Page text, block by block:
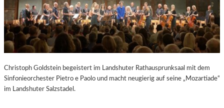
Christoph Goldstein begeistert im Landshuter Rathausprunksaal mit dem
Sinfonieorchester Pietro e Paolo und macht neugierig auf seine „Mozartiade“
im Landshuter Salzstadel.